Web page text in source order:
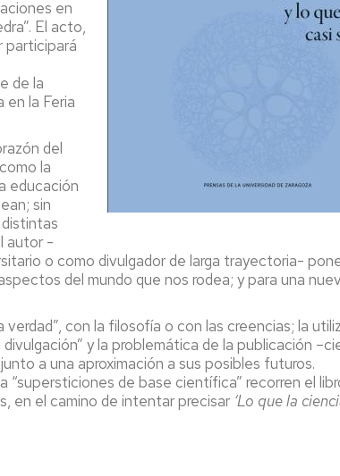
en
El acto,
participará
de la
en la Feria
del
la
educación
sin
autor -
o como divulgador de larga trayectoria-
del mundo que nos rodea; y para una
con la filosofía o con las creencias; la
y la problemática de la publicación
a una aproximación a sus posibles futuros.
de base científica” recorren el
en el camino de intentar precisar ‘Lo que la